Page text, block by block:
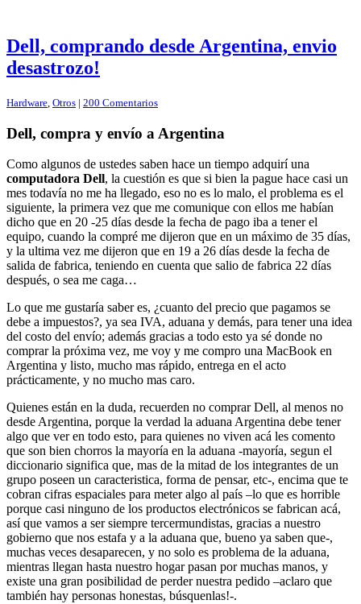
Dell, comprando desde Argentina, envio
desastrozo!
Hardware Otros | 200 Comentarios
Dell, compra y envío a Argentina
Como algunos de ustedes saben hace un tiempo adquirí una
computadora Dell, la cuestión es que si bien la pague hace casi un
mes todavía no me ha llegado, eso no es lo malo, el problema es el
siguiente, la primera vez que me comunique con ellos me habían
dicho que en 20 -25 días desde la fecha de pago iba a tener el
equipo, cuando la compré me dijeron que en un máximo de 35 días,
y la ultima vez me dijeron que en 19 a 26 días desde la fecha de
salida de fabrica, teniendo en cuenta que salio de fabrica 22 días
después, o sea me caga…
Lo que me gustaría saber es, ¿cuanto del precio que pagamos se
debe a impuestos?, ya sea IVA, aduana y demás, para tener una idea
del costo del envío; además gracias a todo esto ya sé donde no
comprar la próxima vez, me voy y me compro una MacBook en
Argentina y listo, mucho mas rápido, entrega en el acto
prácticamente, y no mucho mas caro.
Quienes están en la duda, recuerden no comprar Dell, al menos no
desde Argentina, porque la verdad la aduana Argentina debe tener
algo que ver en todo esto, para quienes no viven acá les comento
que son bien chorros la mayoría en la aduana -mayoría, segun el
diccionario significa que, mas de la mitad de los integrantes de un
grupo poseen un caracteristica, forma de pensar, etc-, encima que te
cobran cifras espaciales para meter algo al país –lo que es horrible
porque casi ninguno de los productos electrónicos se fabrican acá,
así que vamos a ser siempre tercermundistas, gracias a nuestro
gobierno que nos estafa y a la aduana que, bueno ya saben que-,
muchas veces desaparecen, y no solo es problema de la aduana,
mientras llegan hasta nuestro hogar pasan por muchas manos, y
existe una gran posibilidad de perder nuestra pedido –aclaro que
también hay personas honestas, búsquenlas!-.